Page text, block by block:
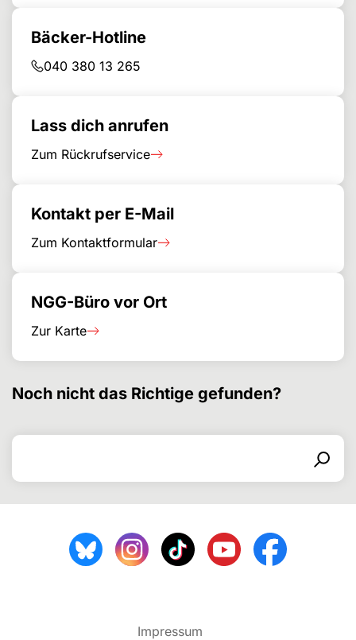
Bäcker-Hotline
040 380 13 265
Lass dich anrufen
Zum Rückrufservice
Kontakt per E-Mail
Zum Kontaktformular
NGG-Büro vor Ort
Zur Karte
Noch nicht das Richtige gefunden?
Search for
Search
Impressum